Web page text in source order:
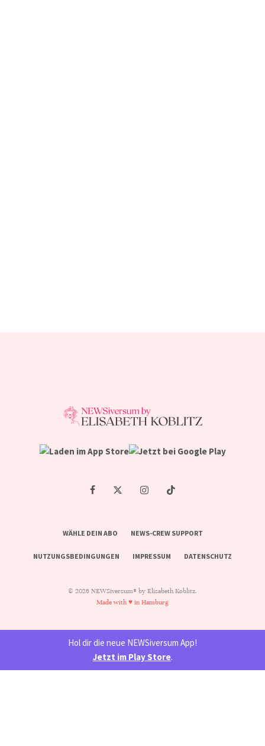
WÄHLE DEIN ABO NEWS-CREW SUPPORT
NUTZUNGSBEDINGUNGEN IMPRESSUM DATENSCHUTZ
© 2026 NEWSiversum® by Elisabeth Koblitz.
Made with ♥ in Hamburg
Hol dir die neue NEWSiversum App!
Jetzt im Play Store.